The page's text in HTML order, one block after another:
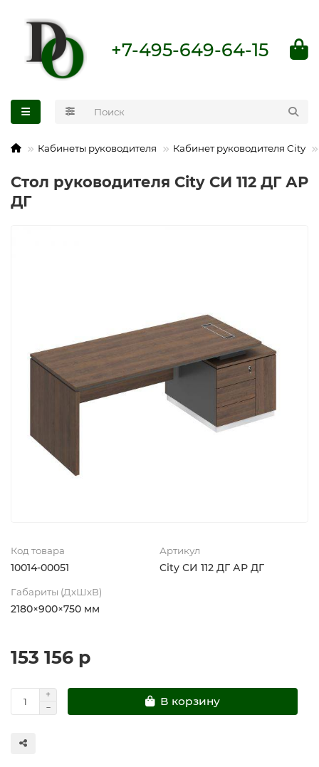
+7-495-649-64-15
Кабинеты руководителя Кабинет руководителя City
Стол руководителя City СИ 112 ДГ АР
ДГ
Код товара
10014-00051
Артикул
City СИ 112 ДГ АР ДГ
Габариты (ДхШхВ)
2180×900×750 мм
153 156 р
В корзину